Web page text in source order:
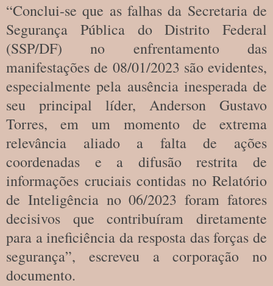
“Conclui-se que as falhas da Secretaria de
Segurança Pública do Distrito Federal
(SSP/DF) no enfrentamento das
manifestações de 08/01/2023 são evidentes,
especialmente pela ausência inesperada de
seu principal líder, Anderson Gustavo
Torres, em um momento de extrema
relevância aliado a falta de ações
coordenadas e a difusão restrita de
informações cruciais contidas no Relatório
de Inteligência no 06/2023 foram fatores
decisivos que contribuíram diretamente
para a ineficiência da resposta das forças de
segurança”, escreveu a corporação no
documento.